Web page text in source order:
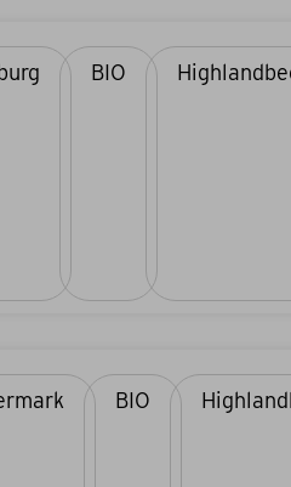
BIO
BIO